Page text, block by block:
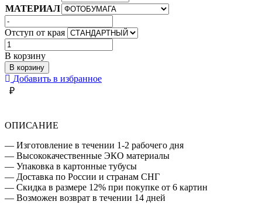
МАТЕРИАЛ
Отступ от края
Количество
товара
Гора
Фудзи
Япония
В корзину
В корзину
Добавить в избранное
₽
ОПИСАНИЕ
— Изготовление в течении 1-2 рабочего дня
— Высококачественные ЭКО материалы
— Упаковка в картонные тубусы
— Доставка по России и странам СНГ
— Скидка в размере 12% при покупке от 6 картин
— Возможен возврат в течении 14 дней